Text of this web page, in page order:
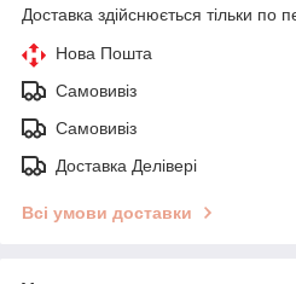
Доставка здійснюється тільки по
Нова Пошта
Самовивіз
Самовивіз
Доставка Делівері
Всі умови доставки